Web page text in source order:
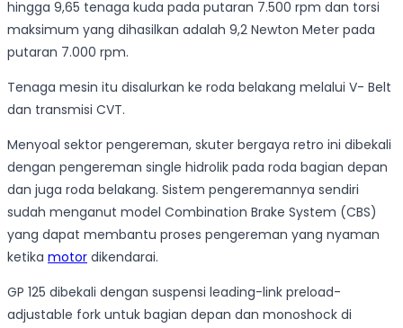
hingga 9,65 tenaga kuda pada putaran 7.500 rpm dan torsi
maksimum yang dihasilkan adalah 9,2 Newton Meter pada
putaran 7.000 rpm.
Tenaga mesin itu disalurkan ke roda belakang melalui V- Belt
dan transmisi CVT.
Menyoal sektor pengereman, skuter bergaya retro ini dibekali
dengan pengereman single hidrolik pada roda bagian depan
dan juga roda belakang. Sistem pengeremannya sendiri
sudah menganut model Combination Brake System (CBS)
yang dapat membantu proses pengereman yang nyaman
ketika motor dikendarai.
GP 125 dibekali dengan suspensi leading-link preload-
adjustable fork untuk bagian depan dan monoshock di